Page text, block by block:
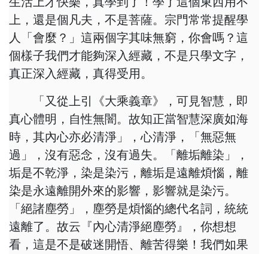
上，還是個凡夫，不是菩薩。宗門常常提醒學
人「會麼？」這兩個字其味無窮，你會嗎？這
個樣子我們才能夠深入經藏，不是只學文字，
真正深入經藏，真得受用。
「又從上引《大乘義章》，可見智慧，即
真心體明，自性無闇。故知正當智慧深廣如海
時，其內心亦必清淨」，心清淨，「無惡無
過」，沒有惡念，沒有過失。「離垢離染」，
垢是不乾淨，染是染污，離垢是遠離煩惱，離
染是永遠離開外來的影響，影響就是染污。
「絕諸塵勞」，塵勞是煩惱的總代名詞，統統
遠離了。故云『內心清淨絕塵勞』，你想想
看，這是不是破迷開悟、離苦得樂！我們如果